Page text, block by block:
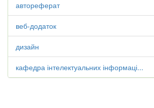
автореферат
веб-додаток
дизайн
кафедра інтелектуальних інформаці...